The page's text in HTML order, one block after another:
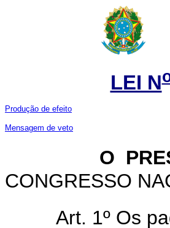
LEI N
Produção de efeito
Mensagem de veto
O
CONGRESSO
Art. 1º Os